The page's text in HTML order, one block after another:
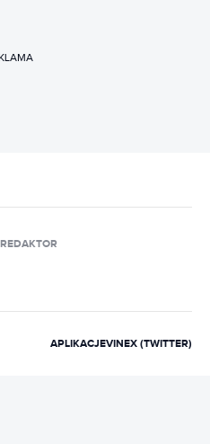
REDAKTOR
APLIKACJEVINEX (TWITTER)